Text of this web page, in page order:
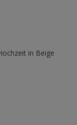
in Beige